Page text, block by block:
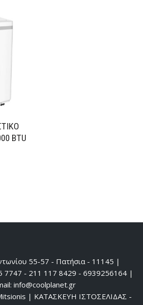
BTU
55-57 - Πατήσια - 11145 |
7747 - 211 117 8429 - 6939256164 |
info@coolplanet.gr
| ΚΑΤΑΣΚΕΥΗ ΙΣΤΟΣΕΛΙΔΑΣ -